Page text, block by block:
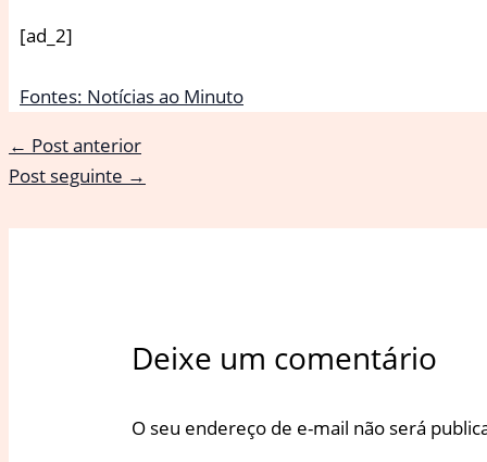
[ad_2]
Fontes: Notícias ao Minuto
← Post anterior
Post seguinte →
Deixe um comentário
O seu endereço de e-mail não será